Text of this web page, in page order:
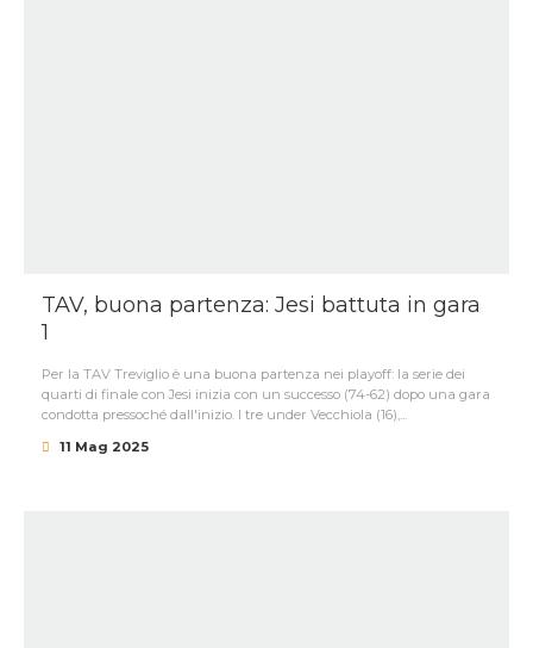
TAV, buona partenza: Jesi battuta in gara
1
Per la TAV Treviglio è una buona partenza nei playoff: la serie dei
quarti di finale con Jesi inizia con un successo (74-62) dopo una gara
condotta pressoché dall'inizio. I tre under Vecchiola (16),...
11 Mag 2025